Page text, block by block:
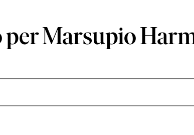
per Marsupio